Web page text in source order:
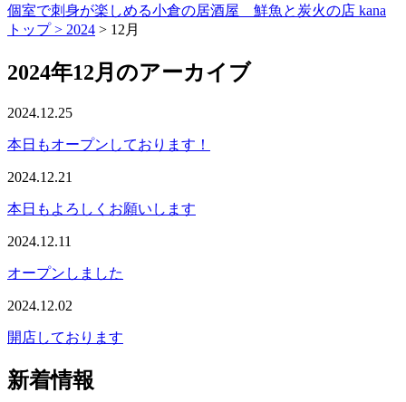
個室で刺身が楽しめる小倉の居酒屋 鮮魚と炭火の店 kana
トップ > 2024 > 12月
2024年12月のアーカイブ
2024.12.25
本日もオープンしております！
2024.12.21
本日もよろしくお願いします
2024.12.11
オープンしました
2024.12.02
開店しております
新着情報